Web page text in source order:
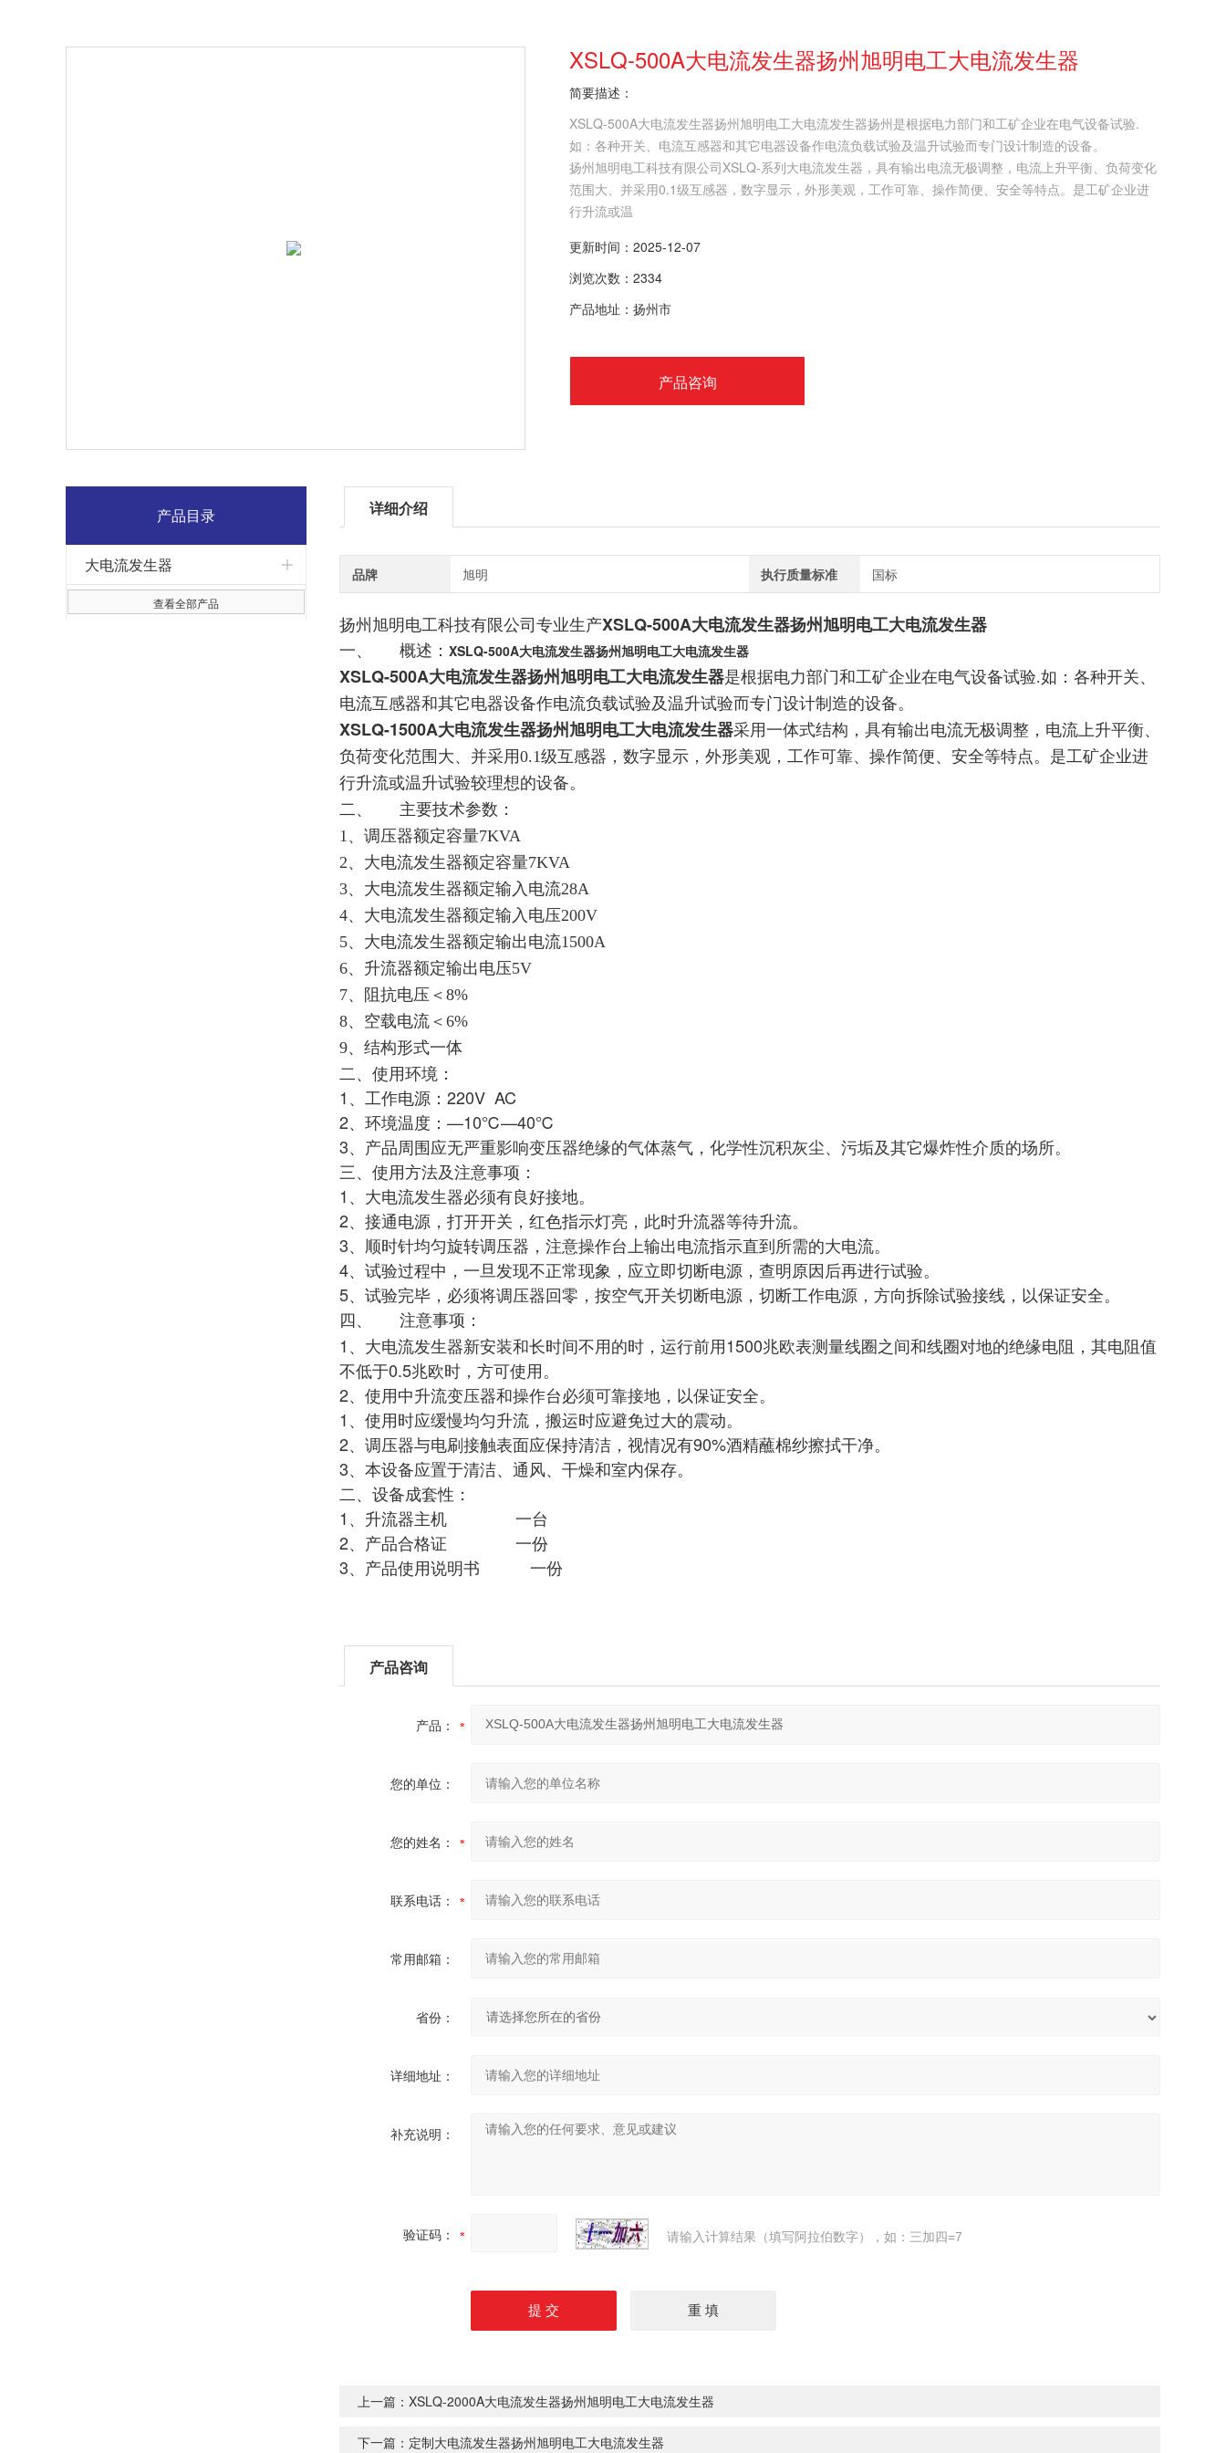
XSLQ-500A大电流发生器扬州旭明电工大电流发生器
简要描述：
XSLQ-500A大电流发生器扬州旭明电工大电流发生器扬州是根据电力部门和工矿企业在电气设备试验.
如：各种开关、电流互感器和其它电器设备作电流负载试验及温升试验而专门设计制造的设备。
扬州旭明电工科技有限公司XSLQ-系列大电流发生器，具有输出电流无极调整，电流上升平衡、负荷变化
范围大、并采用0.1级互感器，数字显示，外形美观，工作可靠、操作简便、安全等特点。是工矿企业进
行升流或温
更新时间：2025-12-07
浏览次数：2334
产品地址：扬州市
产品咨询
产品目录
大电流发生器
查看全部产品
详细介绍
品牌 旭明 执行质量标准 国标
扬州旭明电工科技有限公司专业生产XSLQ-500A大电流发生器扬州旭明电工大电流发生器
一、 概述： XSLQ-500A大电流发生器扬州旭明电工大电流发生器
XSLQ-500A大电流发生器扬州旭明电工大电流发生器是根据电力部门和工矿企业在电气设备试验.如：各种开关、
电流互感器和其它电器设备作电流负载试验及温升试验而专门设计制造的设备。
XSLQ-1500A大电流发生器扬州旭明电工大电流发生器采用一体式结构，具有输出电流无极调整，电流上升平衡、
负荷变化范围大、并采用0.1级互感器，数字显示，外形美观，工作可靠、操作简便、安全等特点。是工矿企业进
行升流或温升试验较理想的设备。
二、
主要技术参数：
1、 调压器额定容量7KVA
2、大电流发生器额定容量7KVA
3、大电流发生器额定输入电流28A
4、大电流发生器额定输入电压200V
5、大电流发生器额定输出电流1500A
6、 升流器额定输出电压5V
7、
阻抗电压＜8%
8、 空载电流＜6%
9、 结构形式一体
二、使用环境：
1、工作电源：220V AC
2、环境温度：—10℃—40℃
3、产品周围应无严重影响变压器绝缘的气体蒸气，化学性沉积灰尘、污垢及其它爆炸性介质的场所。
三、使用方法及注意事项：
1、大电流发生器必须有良好接地。
2、接通电源，打开开关，红色指示灯亮，此时升流器等待升流。
3、顺时针均匀旋转调压器，注意操作台上输出电流指示直到所需的大电流。
4、试验过程中，一旦发现不正常现象，应立即切断电源，查明原因后再进行试验。
5、试验完毕，必须将调压器回零，按空气开关切断电源，切断工作电源，方向拆除试验接线，以保证安全。
四、
注意事项：
1、大电流发生器新安装和长时间不用的时，运行前用1500兆欧表测量线圈之间和线圈对地的绝缘电阻，其电阻值
不低于0.5兆欧时，方可使用。
2、使用中升流变压器和操作台必须可靠接地，以保证安全。
1、使用时应缓慢均匀升流，搬运时应避免过大的震动。
2、调压器与电刷接触表面应保持清洁，视情况有90%酒精蘸棉纱擦拭干净。
3、本设备应置于清洁、通风、干燥和室内保存。
二、设备成套性：
1、升流器主机 一台
2、产品合格证 一份
3、产品使用说明书 一份
产品咨询
产品：
您的单位：
您的姓名：
联系电话：
常用邮箱：
省份：
详细地址：
补充说明：
验证码： 请输入计算结果（填写阿拉伯数字），如：三加四=7
上一篇： XSLQ-2000A大电流发生器扬州旭明电工大电流发生器
下一篇： 定制大电流发生器扬州旭明电工大电流发生器